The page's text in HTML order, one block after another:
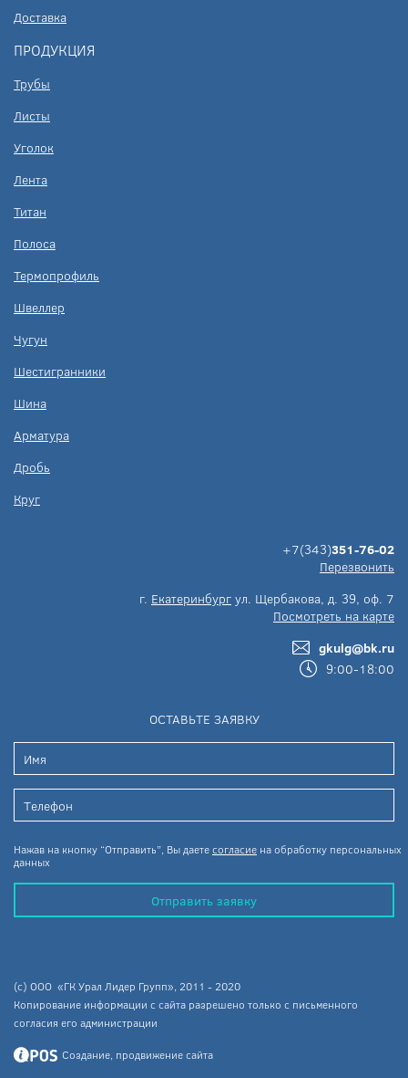
Доставка
ПРОДУКЦИЯ
Трубы
Листы
Уголок
Лента
Титан
Полоса
Термопрофиль
Швеллер
Чугун
Шестигранники
Шина
Арматура
Дробь
Круг
+7(343)351-76-02
Перезвонить
г. Екатеринбург ул. Щербакова, д. 39, оф. 7
Посмотреть на карте
gkulg@bk.ru
9:00-18:00
ОСТАВЬТЕ ЗАЯВКУ
Нажав на кнопку “Отправить”, Вы даетесогласие на обработку персональных
данных
Отправить заявку
(c) ООО «ГК Урал Лидер Групп», 2011 - 2020
Копирование информации с сайта разрешено только с письменного
согласия его администрации
Создание, продвижение сайта